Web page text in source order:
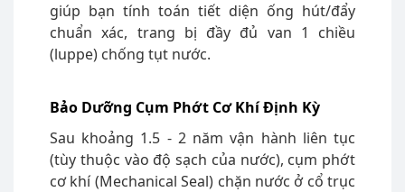
giúp bạn tính toán tiết diện ống hút/đẩy
chuẩn xác, trang bị đầy đủ van 1 chiều
(luppe) chống tụt nước.
Bảo Dưỡng Cụm Phớt Cơ Khí Định Kỳ
Sau khoảng 1.5 - 2 năm vận hành liên tục
(tùy thuộc vào độ sạch của nước), cụm phớt
cơ khí (Mechanical Seal) chặn nước ở cổ trục